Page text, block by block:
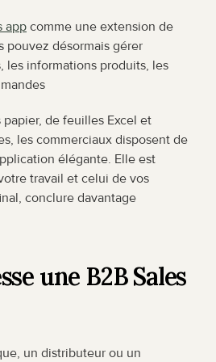
app comme une extension de
pouvez désormais gérer
les informations produits, les
de feuilles Excel et
les commerciaux disposent de
élégante. Elle est
travail et celui de vos
conclure davantage
une B2B Sales
un distributeur ou un